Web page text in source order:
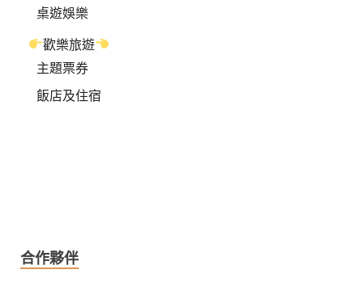
桌遊娛樂
歡樂旅遊
主題票券
飯店及住宿
合作夥伴